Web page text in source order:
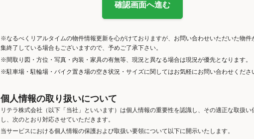
確認画面へ進む
※なるべくリアルタイムの物件情報更新を心がけておりますが、お問い合わせいただいた物件
集終了している場合もございますので、予めご了承下さい。
※間取り図・方位・写真・内装・家具の有無等、現況と異なる場合は現況が優先となります。
※駐車場・駐輪場・バイク置き場の空き状況・サイズに関してはお気軽にお問い合わせくださ
個人情報の取り扱いについて
リテラ株式会社（以下「当社」といいます）は個人情報の重要性を認識し、その適正な取扱い
し、次のとおり対応させていただきます。
当サービスにおける個人情報の保護および取扱い要領について以下に開示いたします。